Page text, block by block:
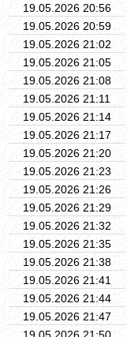
19.05.2026 20:56
19.05.2026 20:59
19.05.2026 21:02
19.05.2026 21:05
19.05.2026 21:08
19.05.2026 21:11
19.05.2026 21:14
19.05.2026 21:17
19.05.2026 21:20
19.05.2026 21:23
19.05.2026 21:26
19.05.2026 21:29
19.05.2026 21:32
19.05.2026 21:35
19.05.2026 21:38
19.05.2026 21:41
19.05.2026 21:44
19.05.2026 21:47
19.05.2026 21:50